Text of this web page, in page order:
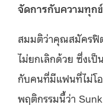
จัดการกับความทุก
สมมติว่าคุณสมัครฟิ
ไม่ยกเลิกด้วย ซึ่งเ
กับคนที่มีแฟนที่ไม่โอ
พฤติกรรมนี้ว่า